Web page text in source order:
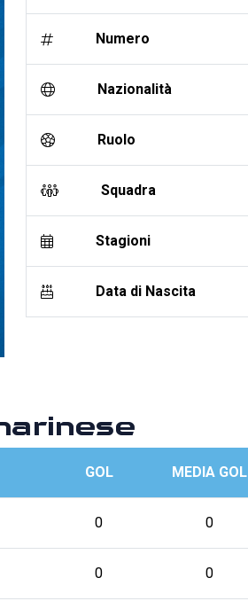
Numero
Nazionalità
Ruolo
Squadra
Stagioni
Data di Nascita
GOL MEDIA GOL
0 0
0 0